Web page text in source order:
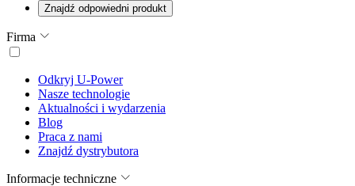
Znajdź odpowiedni produkt
Firma
Odkryj U-Power
Nasze technologie
Aktualności i wydarzenia
Blog
Praca z nami
Znajdź dystrybutora
Informacje techniczne